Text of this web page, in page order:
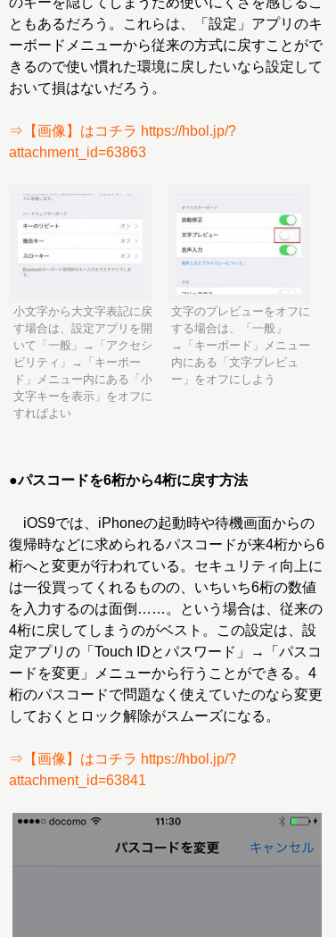
ともあるだろう。これらは、「設定」アプリのキ
ーボードメニューから従来の方式に戻すことがで
きるので使い慣れた環境に戻したいなら設定して
おいて損はないだろう。
⇒【画像】はコチラ https://hbol.jp/?
attachment_id=63863
小文字から大文字表記に戻
す場合は、設定アプリを開
いて「一般」→「アクセシ
ビリティ」→「キーボー
ド」メニュー内にある「小
文字キーを表示」をオフに
すればよい
文字のプレビューをオフに
する場合は、「一般」
→「キーボード」メニュー
内にある「文字プレビュ
ー」をオフにしよう
●パスコードを6桁から4桁に戻す方法
iOS9では、iPhoneの起動時や待機画面からの
復帰時などに求められるパスコードが来4桁から6
桁へと変更が行われている。セキュリティ向上に
は一役買ってくれるものの、いちいち6桁の数値
を入力するのは面倒……。という場合は、従来の
4桁に戻してしまうのがベスト。この設定は、設
定アプリの「Touch IDとパスワード」→「パスコ
ードを変更」メニューから行うことができる。4
桁のパスコードで問題なく使えていたのなら変更
しておくとロック解除がスムーズになる。
⇒【画像】はコチラ https://hbol.jp/?
attachment_id=63841